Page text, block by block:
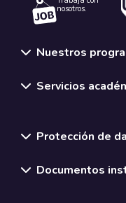
nosotros.
Nuestros
Servicios
Protección de
Documentos